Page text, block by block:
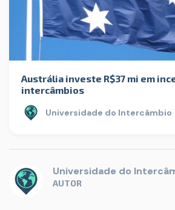
Austrália investe R$37 mi em
intercâmbios
Universidade do Intercâmbio
Universidade do
AUTOR